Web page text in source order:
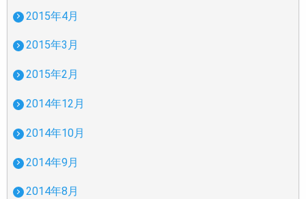
2015年4月
2015年3月
2015年2月
2014年12月
2014年10月
2014年9月
2014年8月